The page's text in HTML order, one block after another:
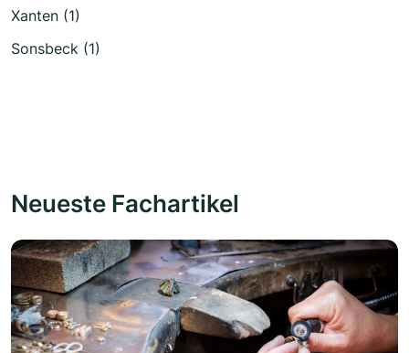
Xanten (1)
Sonsbeck (1)
Neueste Fachartikel